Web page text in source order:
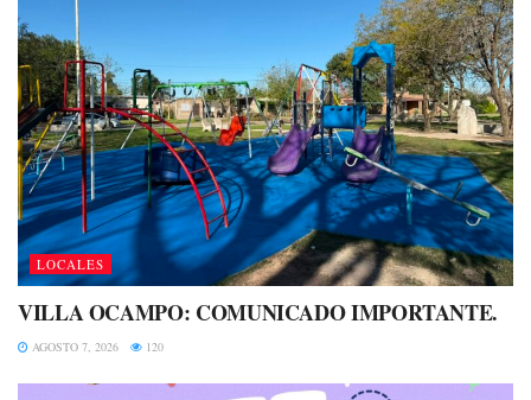
LOCALES
VILLA OCAMPO: COMUNICADO IMPORTANTE.
AGOSTO 7, 2026 120